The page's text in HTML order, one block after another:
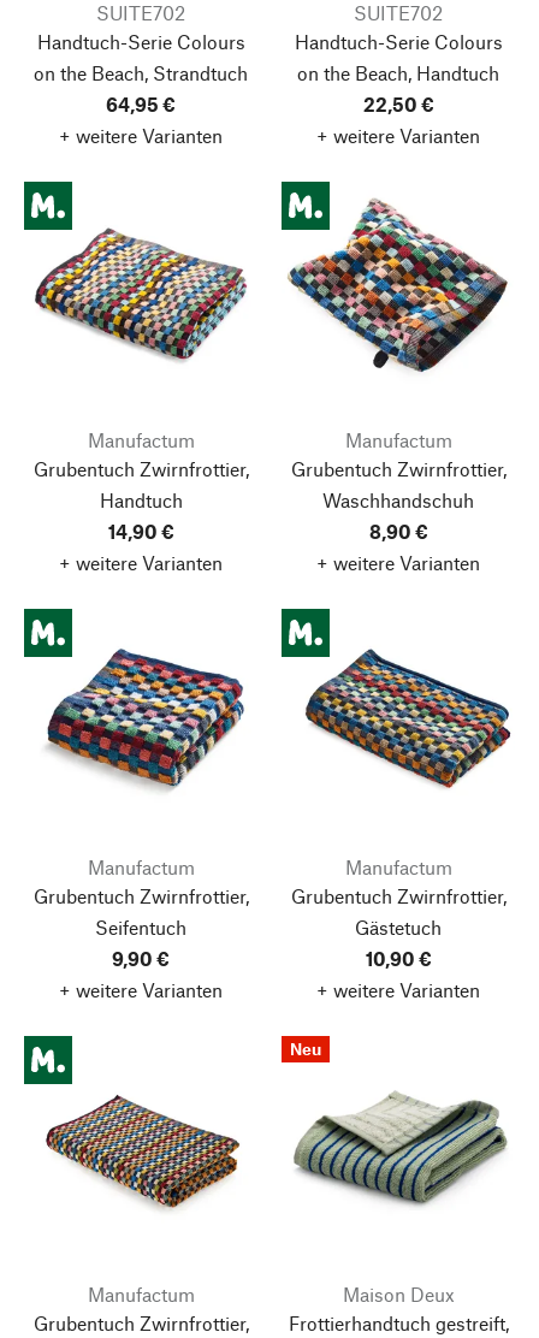
SUITE702
Handtuch-Serie Colours
on the Beach, Strandtuch
64,95 €
+ weitere Varianten
SUITE702
Handtuch-Serie Colours
on the Beach, Handtuch
22,50 €
+ weitere Varianten
Manufactum
Grubentuch Zwirnfrottier,
Handtuch
14,90 €
+ weitere Varianten
Manufactum
Grubentuch Zwirnfrottier,
Waschhandschuh
8,90 €
+ weitere Varianten
Manufactum
Grubentuch Zwirnfrottier,
Seifentuch
9,90 €
+ weitere Varianten
Manufactum
Grubentuch Zwirnfrottier,
Gästetuch
10,90 €
+ weitere Varianten
Manufactum
Grubentuch Zwirnfrottier,
Neu
Maison Deux
Frottierhandtuch gestreift,